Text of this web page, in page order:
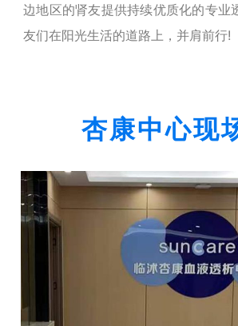
边地区的肾友提供持续优质化的专业
友们在阳光生活的道路上，并肩前行!
杏康中心现